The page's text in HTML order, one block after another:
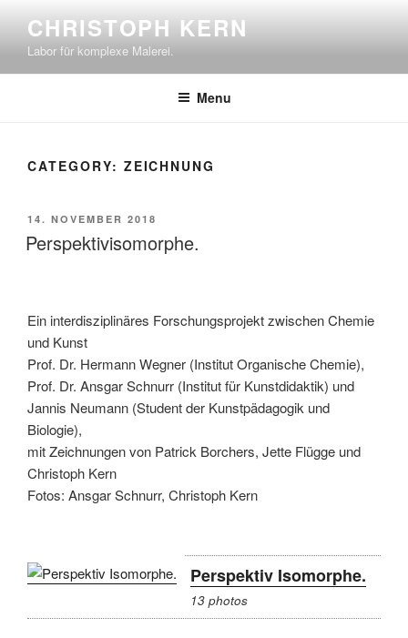
content
CHRISTOPH KERN
Labor für komplexe Malerei.
Menu
CATEGORY: ZEICHNUNG
POSTED
ON
14. NOVEMBER 2018
Perspektivisomorphe.
Ein interdisziplinäres Forschungsprojekt zwischen Chemie
und Kunst
Prof. Dr. Hermann Wegner (Institut Organische Chemie),
Prof. Dr. Ansgar Schnurr (Institut für Kunstdidaktik) und
Jannis Neumann (Student der Kunstpädagogik und
Biologie),
mit Zeichnungen von Patrick Borchers, Jette Flügge und
Christoph Kern
Fotos: Ansgar Schnurr, Christoph Kern
Perspektiv Isomorphe.
13 photos